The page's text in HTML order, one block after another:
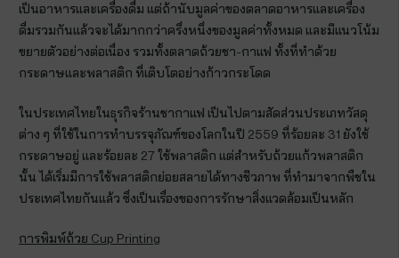
เป็นอาหารและเครื่องดื่ม แต่ถ้านับมูลค่าของตลาดอาหารและเครื่อง
ดื่มรวมกันแล้วจะได้มากกว่าครึ่งหนึ่งของมูลค่าทั้งหมด และมีแนวโน้ม
ขยายตัวอย่างต่อเนื่อง รวมทั้งตลาดถ้วยชา-กาแฟ ทั้งที่ทำด้วย
กระดาษและพลาสติก ที่เติบโตอย่างก้าวกระโดด
ในประเทศไทยในธุรกิจร้านชากาแฟ เป็นไปตามสัดส่วนประเภทวัสดุ
ต่าง ๆ ที่ใช้ในการทำบรรจุภัณฑ์ของโลกในปี 2559 ที่ร้อยละ 31 ยังใช้
กระดาษอยู่ และร้อยละ 27 ใช้พลาสติก แต่สำหรับถ้วยแก้วพลาสติก
นั้น ได้เริ่มมีการใช้พลาสติกย่อยสลายได้ทางชีวภาพ ที่ทำมาจากพืชใน
ประเทศไทยกันแล้ว ซึ่งเป็นเรื่องของการรักษาสิ่งแวดล้อมเป็นหลัก
การพิมพ์ถ้วย Cup Printing